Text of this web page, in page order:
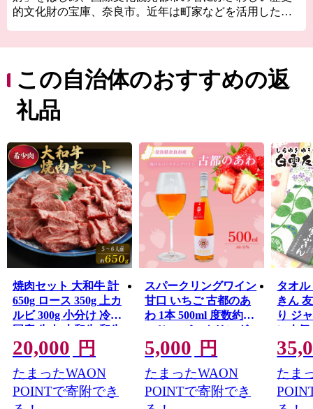
的文化財の宝庫、奈良市。近年は町家などを活用した個
古都奈良はこれからも歴史と伝統を生かしたまちづくり
をすすめます。
この自治体のおすすめの返
礼品
焼肉セット 大和牛 計
650g ロース 350g 上カ
ルビ 300g 小分け 冷蔵
国産 牛肉 大和牛 和牛
焼き肉 やきにくセッ
ト ヤキニクセット 赤
身 黒毛和牛 人気 おす
すめ ロース肉 カルビ
やきにく 焼き肉 奈良
20,000 円
たまったWAON
POINTで寄附でき
スパークリングワイン
甘口 いちご 古都のあ
わ 1本 500ml 度数約
11％ スパークリング
ワイン 古都華 ことか
100％使用 お酒 酒 ワ
イン わいん すぱーく
りんぐわいん 人気 お
すすめ デザートワイ
5,000 円
たまったWAON
POINTで寄附でき
タオ
きん
り ジ
に人
セレ
雪 35-
たま